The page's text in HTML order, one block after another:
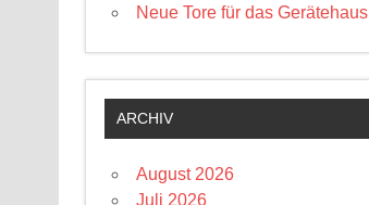
Neue Tore für das Gerätehaus
ARCHIV
August 2026
Juli 2026